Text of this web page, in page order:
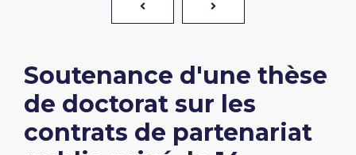
Soutenance d'une thèse
de doctorat sur les
contrats de partenariat